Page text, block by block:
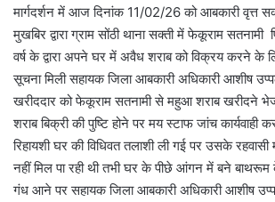
मार्गदर्शन में आज दिनांक 11/02/26 को आबकारी वृत्त
मुखबिर द्वारा ग्राम सोंठी थाना सक्ती में फेकूराम
वर्ष के द्वारा अपने घर में अवैध शराब को विक्रय करने के
सूचना मिली सहायक जिला आबकारी अधिकारी आशीष
खरीददार को फेकूराम सतनामी से महुआ शराब खरीदने
शराब बिक्री की पुष्टि होने पर मय स्टाफ जांच
रिहायशी घर की विधिवत तलाशी ली गई पर उसके
नहीं मिल पा रही थी तभी घर के पीछे आंगन में बने
गंध आने पर सहायक जिला आबकारी अधिकारी आशीष